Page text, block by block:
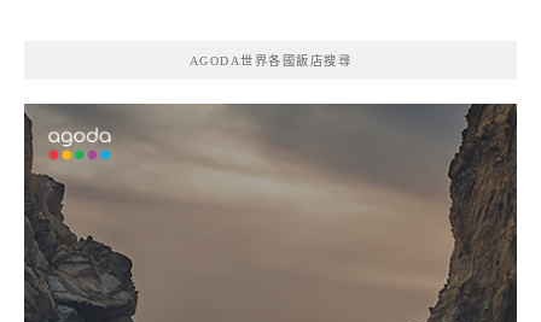
AGODA世界各國飯店搜尋